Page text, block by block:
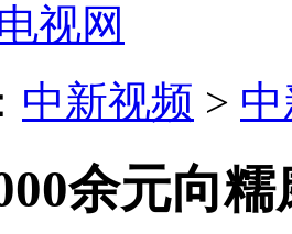
视网
中新视频 >
余元向